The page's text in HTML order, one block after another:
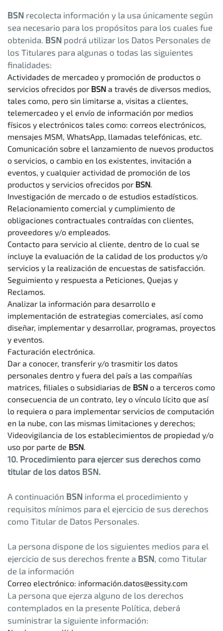
BSN recolecta información y la usa únicamente según
sea necesario para los propósitos para los cuales fue
obtenida. BSN podrá utilizar los Datos Personales de
los Titulares para algunas o todas las siguientes
finalidades:
Actividades de mercadeo y promoción de productos o
servicios ofrecidos por BSN a través de diversos medios,
tales como, pero sin limitarse a, visitas a clientes,
telemercadeo y el envío de información por medios
físicos y electrónicos tales como: correos electrónicos,
mensajes MSM, WhatsApp, llamadas telefónicas, etc.
Comunicación sobre el lanzamiento de nuevos productos
o servicios, o cambio en los existentes, invitación a
eventos, y cualquier actividad de promoción de los
productos y servicios ofrecidos por BSN.
Investigación de mercado o de estudios estadísticos.
Relacionamiento comercial y cumplimiento de
obligaciones contractuales contraídas con clientes,
proveedores y/o empleados.
Contacto para servicio al cliente, dentro de lo cual se
incluye la evaluación de la calidad de los productos y/o
servicios y la realización de encuestas de satisfacción.
Seguimiento y respuesta a Peticiones, Quejas y
Reclamos.
Analizar la información para desarrollo e
implementación de estrategias comerciales, así como
diseñar, implementar y desarrollar, programas, proyectos
y eventos.
Facturación electrónica.
Dar a conocer, transferir y/o trasmitir los datos
personales dentro y fuera del país a las compañías
matrices, filiales o subsidiarias de BSN o a terceros como
consecuencia de un contrato, ley o vínculo lícito que así
lo requiera o para implementar servicios de computación
en la nube, con las mismas limitaciones y derechos;
Videovigilancia de los establecimientos de propiedad y/o
uso por parte de BSN.
10. Procedimiento para ejercer sus derechos como
titular de los datos BSN.
A continuación BSN informa el procedimiento y
requisitos mínimos para el ejercicio de sus derechos
como Titular de Datos Personales.
La persona dispone de los siguientes medios para el
ejercicio de sus derechos frente a BSN, como Titular
de la información
Correo electrónico: información.datos@essity.com
La persona que ejerza alguno de los derechos
contemplados en la presente Política, deberá
suministrar la siguiente información: